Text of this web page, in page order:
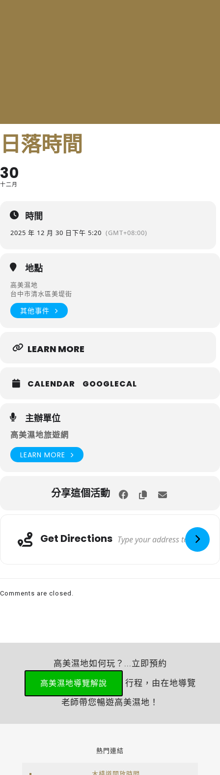
日落時間
30
十二月
時間
2025 年 12 月 30 日下午 5:20 (GMT+08:00)
地點
高美濕地
台中市清水區美堤街
其他事件
LEARN MORE
CALENDAR GOOGLECAL
主辦單位
高美濕地旅遊網
LEARN MORE
分享這個活動
Get Directions
Comments are closed.
高美濕地如何玩？...立即預約
高美濕地導覽解說
行程，由在地導覽
老師帶您暢遊高美濕地！
熱門連結